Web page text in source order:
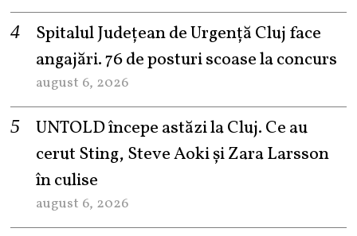
Spitalul Județean de Urgență Cluj face
angajări. 76 de posturi scoase la concurs
august 6, 2026
UNTOLD începe astăzi la Cluj. Ce au
cerut Sting, Steve Aoki și Zara Larsson
în culise
august 6, 2026